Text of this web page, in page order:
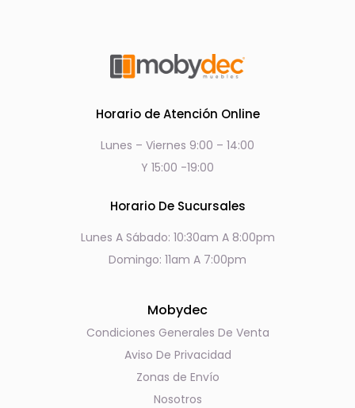
Horario de Atención Online
Lunes – Viernes 9:00 – 14:00
Y 15:00 -19:00
Horario De Sucursales
Lunes A Sábado: 10:30am A 8:00pm
Domingo: 11am A 7:00pm
Mobydec
Condiciones Generales De Venta
Aviso De Privacidad
Zonas de Envío
Nosotros